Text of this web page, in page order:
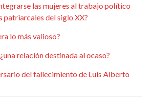
las mujeres al trabajo político
patriarcales del siglo XX?
lo más valioso?
relación destinada al ocaso?
del fallecimiento de Luis Alberto